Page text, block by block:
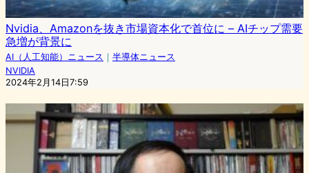
Nvidia、Amazonを抜き市場資本化で首位に – AIチップ需要
急増が背景に
AI（人工知能）ニュース ｜ 半導体ニュース
NVIDIA
2024年2月14日7:59